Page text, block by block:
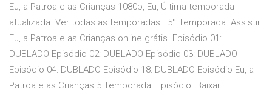
Eu, a Patroa e as Crianças 1080p, Eu, Última temporada
atualizada. Ver todas as temporadas · 5° Temporada. Assistir
Eu, a Patroa e as Crianças online grátis. Episódio 01:
DUBLADO Episódio 02: DUBLADO Episódio 03: DUBLADO
Episódio 04: DUBLADO Episódio 18: DUBLADO Episódio Eu, a
Patroa e as Crianças 5 Temporada. Episódio Baixar